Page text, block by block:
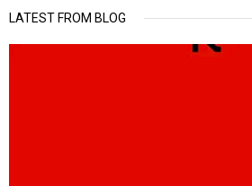
LATEST FROM BLOG